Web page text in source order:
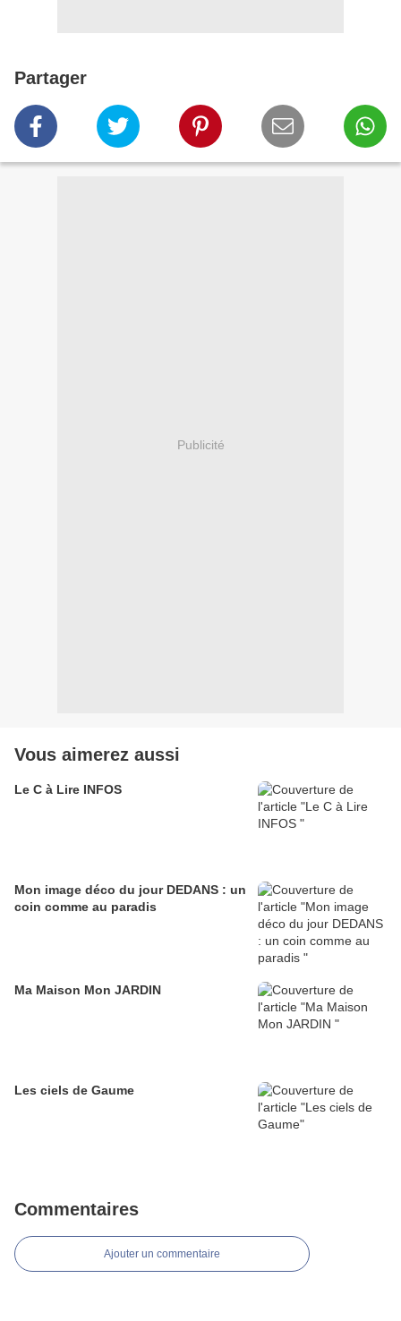
Partager
Publicité
Vous aimerez aussi
Le C à Lire INFOS
Mon image déco du jour DEDANS : un
coin comme au paradis
Ma Maison Mon JARDIN
Les ciels de Gaume
Commentaires
Ajouter un commentaire